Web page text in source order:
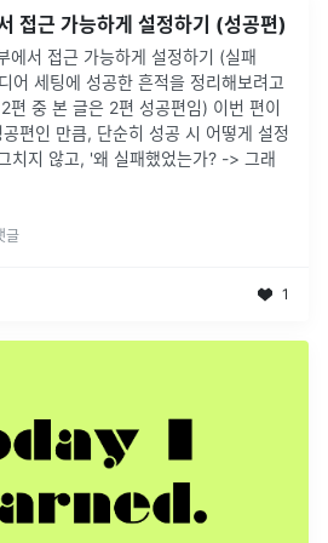
접근 가능하게 설정하기 (성공편)
에서 접근 가능하게 설정하기 (실패
어 세팅에 성공한 흔적을 정리해보려고
편 중 본 글은 2편 성공편임) 이번 편이
편인 만큼, 단순히 성공 시 어떻게 설정
치지 않고, '왜 실패했었는가? -> 그래
글
1